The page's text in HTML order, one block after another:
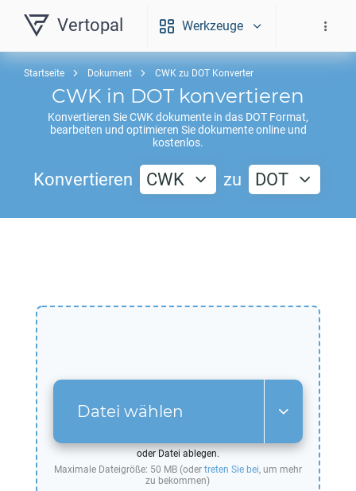
Vertopal Werkzeuge
Startseite Dokument CWK zu DOT Konverter
CWK in DOT konvertieren
Konvertieren SieCWK dokumente in das DOT Format,
bearbeiten und optimieren Sie dokumente online und
kostenlos.
Konvertieren CWK zu DOT
Datei wählen
oder Datei ablegen.
Maximale Dateigröße: 50 MB (oder treten Sie bei, um mehr
zu bekommen)